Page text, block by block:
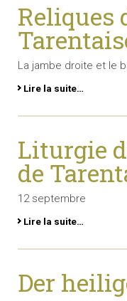
Reliques
La jambe droite et le
Lire la suite…
Liturgie
de
12 septembre
Lire la suite…
Der